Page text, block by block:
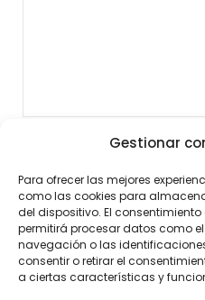
Gestionar
Para ofrecer las mejores
como las cookies para
del dispositivo. El
permitirá procesar datos como
navegación o las
consentir o retirar el
a ciertas características y